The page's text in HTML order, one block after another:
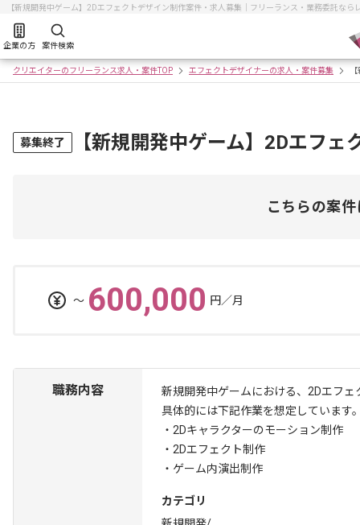
【新規開発中ゲーム】2Dエフェクトデザイン制作案件・求人募集｜フリーランス・業務委託なら
企業の方 案件検索
クリエイターのフリーランス求人・案件TOP エフェクトデザイナーの求人・案件募集
募集終了 【新規開発中ゲーム】2Dエフ
こちらの案
〜 600,000 円／月
職務内容
新規開発中ゲームにおける、2Dエフ
具体的には下記作業を想定しています
・2Dキャラクターのモーション制作
・2Dエフェクト制作
・ゲーム内演出制作
カテゴリ